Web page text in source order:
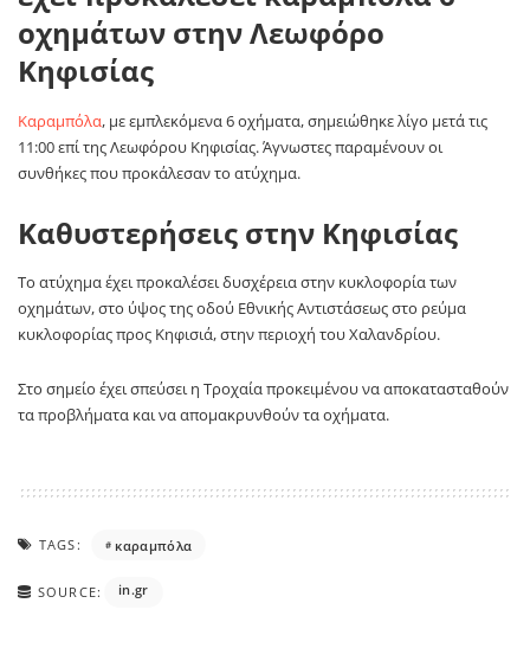
οχημάτων στην Λεωφόρο
Κηφισίας
Καραμπόλα, με εμπλεκόμενα 6 οχήματα, σημειώθηκε λίγο μετά τις
11:00 επί της Λεωφόρου Κηφισίας. Άγνωστες παραμένουν οι
συνθήκες που προκάλεσαν το ατύχημα.
Καθυστερήσεις στην Κηφισίας
Το ατύχημα έχει προκαλέσει δυσχέρεια στην κυκλοφορία των
οχημάτων, στο ύψος της οδού Εθνικής Αντιστάσεως στο ρεύμα
κυκλοφορίας προς Κηφισιά, στην περιοχή του Χαλανδρίου.
Στο σημείο έχει σπεύσει η Τροχαία προκειμένου να αποκατασταθούν
τα προβλήματα και να απομακρυνθούν τα οχήματα.
TAGS: καραμπόλα
SOURCE: in.gr